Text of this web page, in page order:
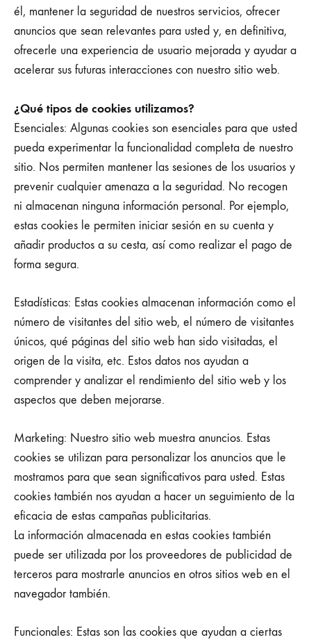
él, mantener la seguridad de nuestros servicios, ofrecer
anuncios que sean relevantes para usted y, en definitiva,
ofrecerle una experiencia de usuario mejorada y ayudar a
acelerar sus futuras interacciones con nuestro sitio web.
¿Qué tipos de cookies utilizamos?
Esenciales: Algunas cookies son esenciales para que usted
pueda experimentar la funcionalidad completa de nuestro
sitio. Nos permiten mantener las sesiones de los usuarios y
prevenir cualquier amenaza a la seguridad. No recogen
ni almacenan ninguna información personal. Por ejemplo,
estas cookies le permiten iniciar sesión en su cuenta y
añadir productos a su cesta, así como realizar el pago de
forma segura.
Estadísticas: Estas cookies almacenan información como el
número de visitantes del sitio web, el número de visitantes
únicos, qué páginas del sitio web han sido visitadas, el
origen de la visita, etc. Estos datos nos ayudan a
comprender y analizar el rendimiento del sitio web y los
aspectos que deben mejorarse.
Marketing: Nuestro sitio web muestra anuncios. Estas
cookies se utilizan para personalizar los anuncios que le
mostramos para que sean significativos para usted. Estas
cookies también nos ayudan a hacer un seguimiento de la
eficacia de estas campañas publicitarias.
La información almacenada en estas cookies también
puede ser utilizada por los proveedores de publicidad de
terceros para mostrarle anuncios en otros sitios web en el
navegador también.
Funcionales: Estas son las cookies que ayudan a ciertas